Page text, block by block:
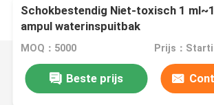
Schokbestendig Niet-toxisch 1
ampul waterinspuitbak
MOQ：5000
Beste prijs